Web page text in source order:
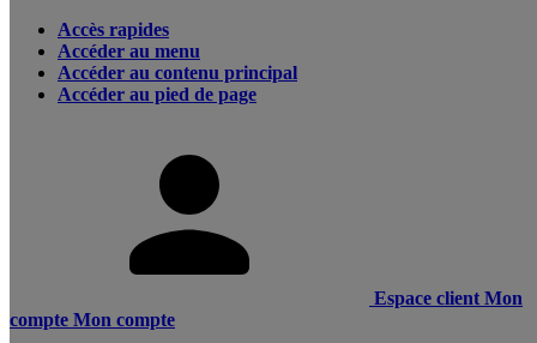
Accès rapides
Accéder au menu
Accéder au contenu principal
Accéder au pied de page
Espace client Mon
compte Mon compte